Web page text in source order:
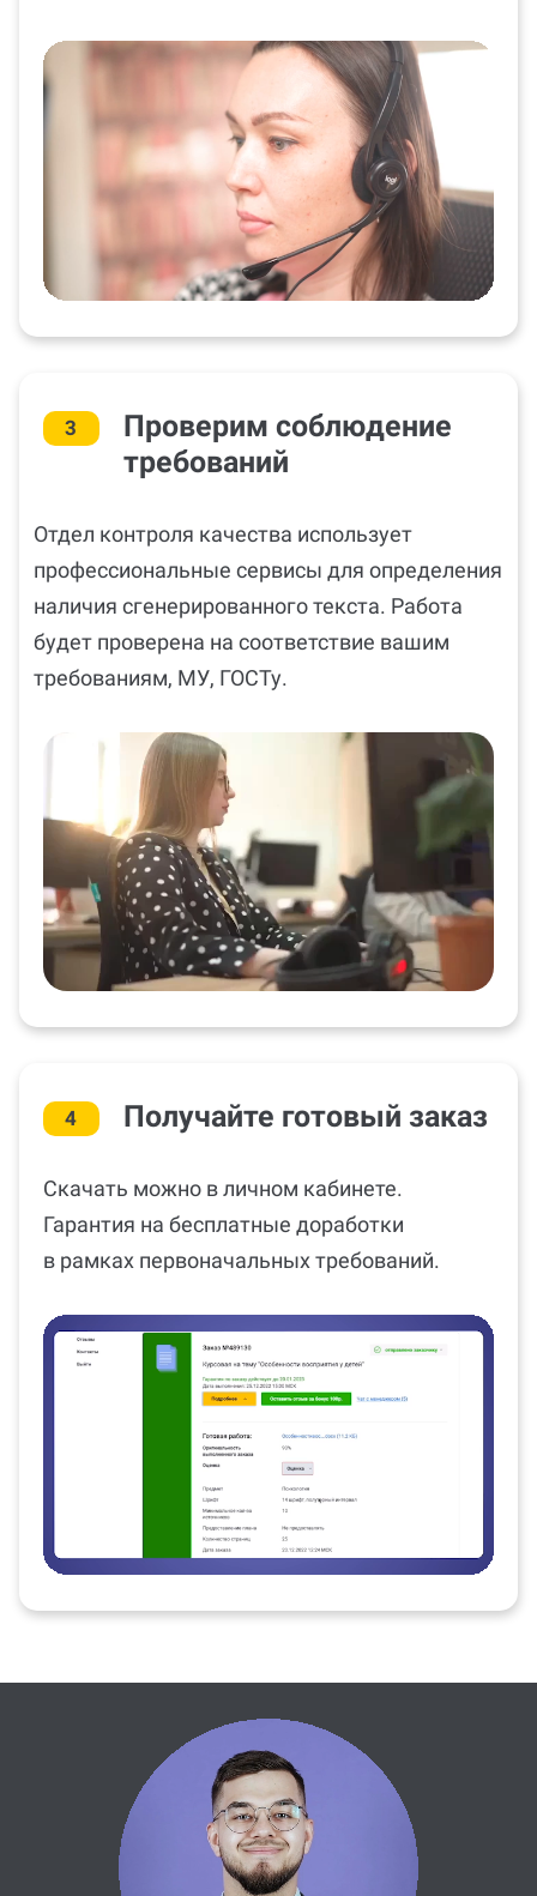
3
Проверим соблюдение
требований
Отдел контроля качества использует
профессиональные сервисы для определения
наличия сгенерированного текста. Работа
будет проверена на соответствие вашим
требованиям, МУ, ГОСТу.
4 Получайте готовый заказ
Скачать можно в личном кабинете.
Гарантия на бесплатные доработки
в рамках первоначальных требований.